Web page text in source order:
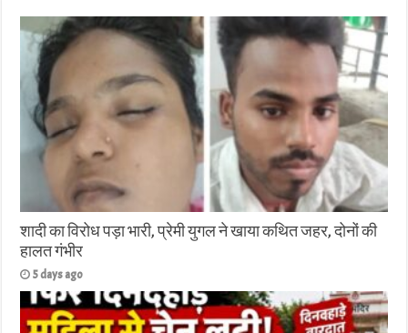
शादी का विरोध पड़ा भारी, प्रेमी युगल ने खाया कथित जहर, दोनों की
हालत गंभीर
5 days ago